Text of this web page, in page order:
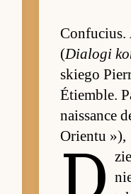
Con­fucius.
(Dia­logi
skiego
Étiem­ble.
na­is­sance
Orientu »),
D